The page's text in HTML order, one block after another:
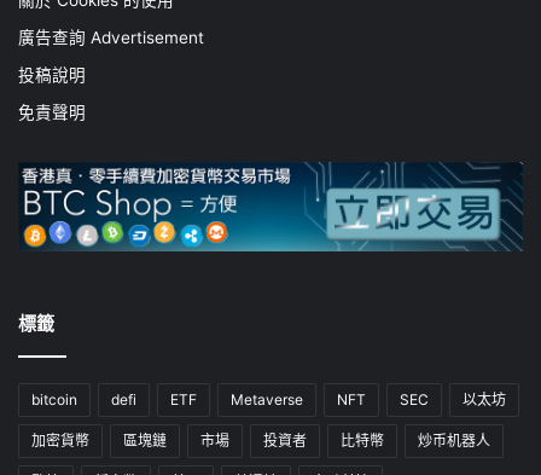
廣告查詢 Advertisement
投稿說明
免責聲明
標籤
bitcoin defi ETF Metaverse NFT SEC 以太坊
加密貨幣 區塊鏈 市場 投資者 比特幣 炒币机器人